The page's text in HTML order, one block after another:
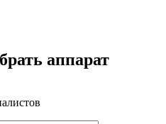
аппарат